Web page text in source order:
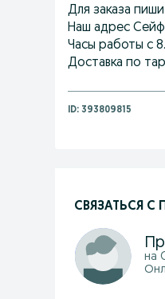
Для заказа
Наш адрес
Часы работы с
Доставка по
ID: 393809815
СВЯЗАТЬСЯ
на